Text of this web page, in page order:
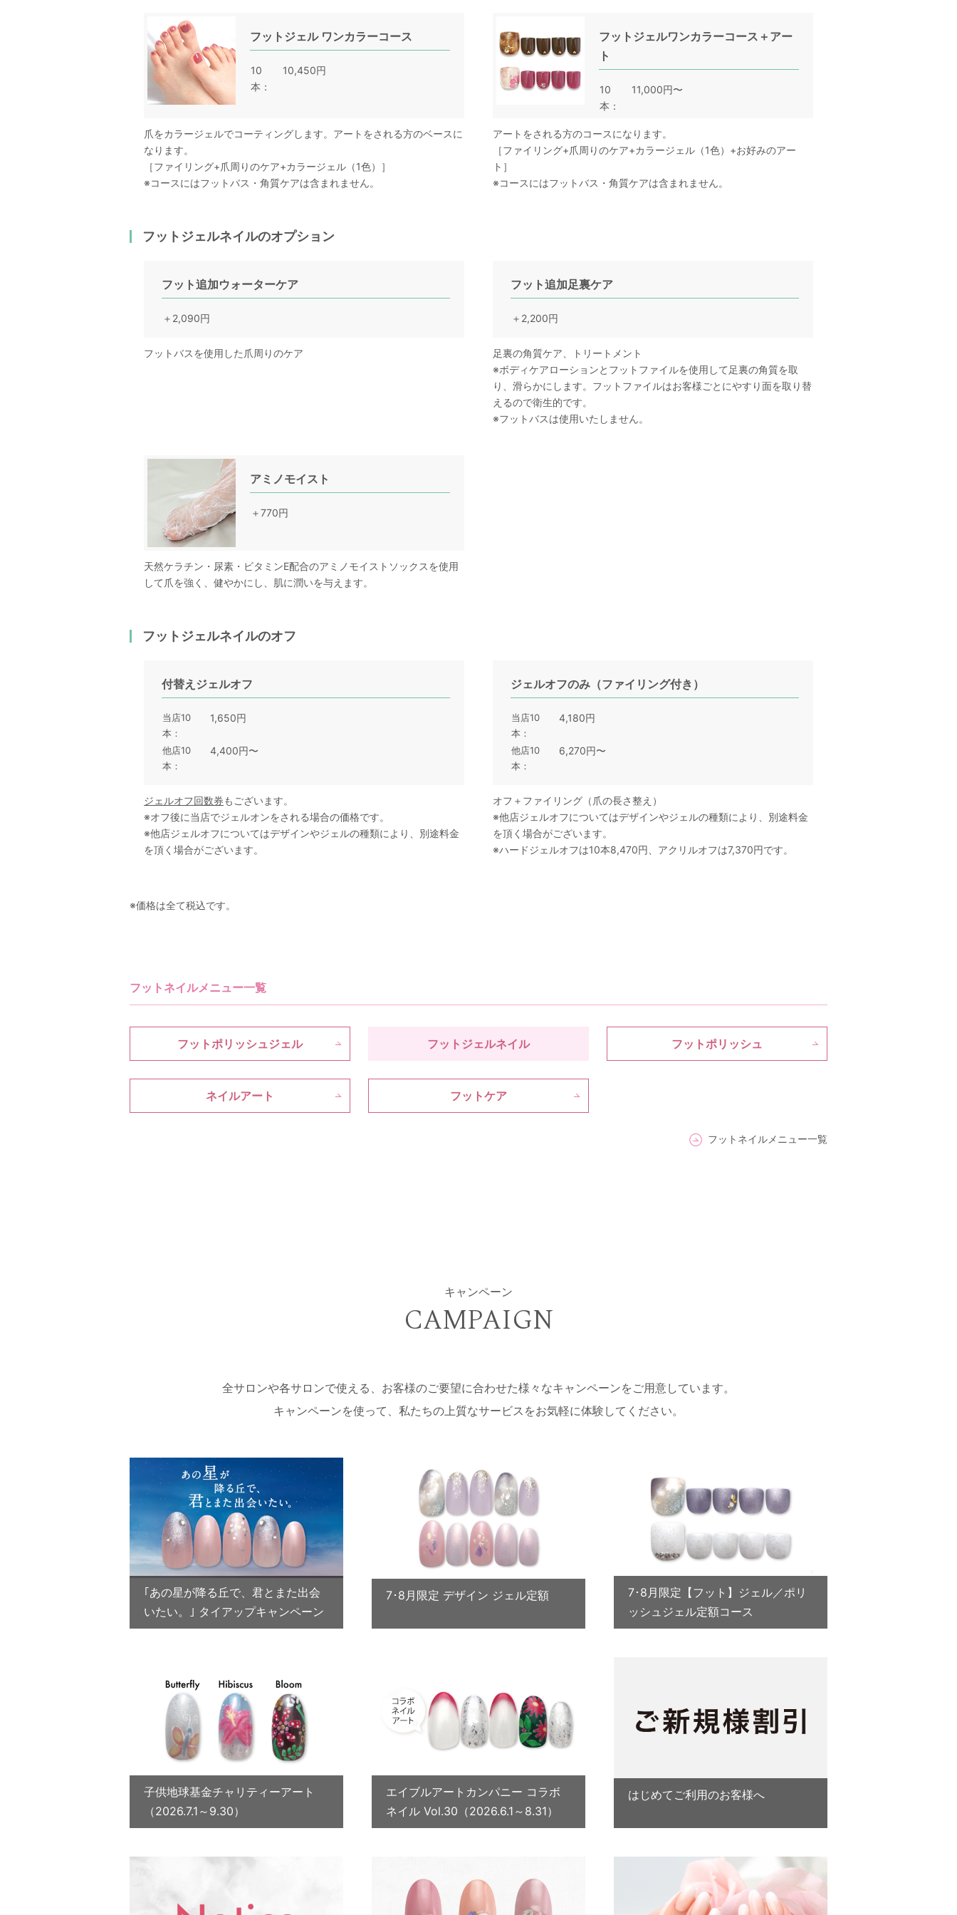
フットジェル ワンカラーコース
10
本
10,450円
爪をカラージェルでコーティングします。アートをされる方のベースに
なります。
［ファイリング+爪周りのケア+カラージェル（1色）］
※コースにはフットバス・角質ケアは含まれません。
フットジェルワンカラーコース＋アー
ト
10
本
11,000円〜
アートをされる方のコースになります。
［ファイリング+爪周りのケア+カラージェル（1色）+お好みのアー
ト］
※コースにはフットバス・角質ケアは含まれません。
フットジェルネイルのオプション
フット追加ウォーターケア
＋2,090円
フットバスを使用した爪周りのケア
フット追加足裏ケア
＋2,200円
足裏の角質ケア、トリートメント
※ボディケアローションとフットファイルを使用して足裏の角質を取
り、滑らかにします。フットファイルはお客様ごとにやすり面を取り替
えるので衛生的です。
※フットバスは使用いたしません。
アミノモイスト
＋770円
天然ケラチン・尿素・ビタミンE配合のアミノモイストソックスを使用
して爪を強く、健やかにし、肌に潤いを与えます。
フットジェルネイルのオフ
付替えジェルオフ
当店10
本
1,650円
他店10
本
4,400円〜
ジェルオフ回数券もございます。
※オフ後に当店でジェルオンをされる場合の価格です。
※他店ジェルオフについてはデザインやジェルの種類により、別途料金
を頂く場合がございます。
ジェルオフのみ（ファイリング付き）
当店10
本
4,180円
他店10
本
6,270円〜
オフ＋ファイリング（爪の長さ整え）
※他店ジェルオフについてはデザインやジェルの種類により、別途料金
を頂く場合がございます。
※ハードジェルオフは10本8,470円、アクリルオフは7,370円です。
※価格は全て税込です。
フットネイルメニュー一覧
フットポリッシュジェル フットジェルネイル フットポリッシュ
ネイルアート フットケア
フットネイルメニュー一覧
キャンペーン
CAMPAIGN
全サロンや各サロンで使える、お客様のご要望に合わせた様々なキャンペーンをご用意しています。
キャンペーンを使って、私たちの上質なサービスをお気軽に体験してください。
｢あの星が降る丘で、君とまた出会
いたい。｣ タイアップキャンペーン
7･8月限定 デザイン ジェル定額
7･8月限定【フット】ジェル／ポリ
ッシュジェル定額コース
子供地球基金チャリティーアート
（2026.7.1～9.30）
エイブルアートカンパニー コラボ
ネイル Vol.30（2026.6.1～8.31）
はじめてご利用のお客様へ